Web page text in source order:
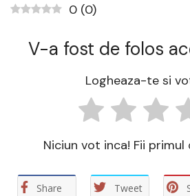
0 (0)
V-a fost de folos
Logheaza-te si
Niciun vot inca! Fii primul
Share Tweet